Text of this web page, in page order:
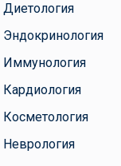
Диетология
Эндокринология
Иммунология
Кардиология
Косметология
Неврология